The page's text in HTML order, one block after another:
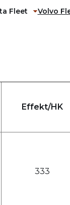
Fleet
Fold
Volvo
Effekt/HK
333